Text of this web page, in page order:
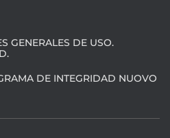
GENERALES DE USO.
DE INTEGRIDAD NUOVO